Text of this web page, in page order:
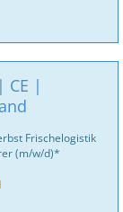
CE |
Frischelogistik
(m/w/d)*